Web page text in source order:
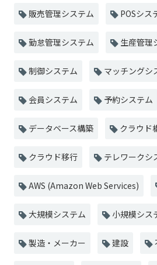
販売管理システム POSシス
勤怠管理システム 生産管理
制御システム マッチングシ
会員システム 予約システム
データベース構築 クラウド
クラウド移行 テレワークシ
AWS (Amazon Web Services)
大規模システム 小規模シス
製造・メーカー 建設